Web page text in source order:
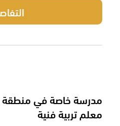
مدرسة خاصة في منطقة
معلم تربية فنية